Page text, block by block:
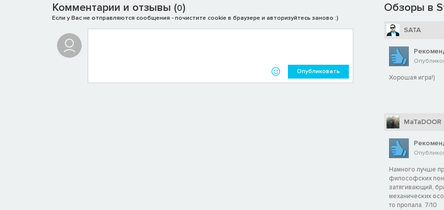
Комментарии и отзывы (0)
Если у Вас не отправляются сообщения - почистите cookie в браузере и авторизуйтесь заново :)
Опубликовать
Обзоры в
SATA
Хорошая игра!)
MaTaDOOR
Намного лучше
философских
затягивающий,
механических
то пропала. 7/10